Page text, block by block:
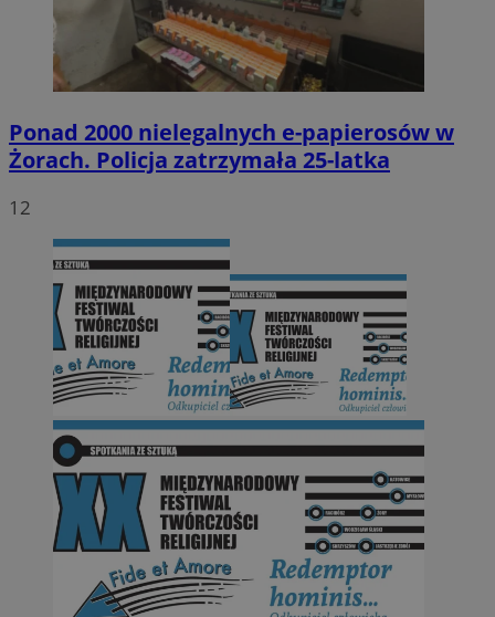
Ponad 2000 nielegalnych e-papierosów w
Żorach. Policja zatrzymała 25-latka
12